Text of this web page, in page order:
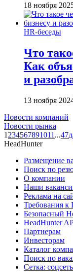
18 ноября
HR-беседы
Что
Как
и
13 ноября
Новости компаний
Новости рынка
1 234567891011 ...47
HeadHunter
Размещение
Поиск по
О компании
Наши
Реклама на
Требования
Безопасный
HeadHunter
Партнерам
Инвесторам
Каталог
Поиск по
Сетка: